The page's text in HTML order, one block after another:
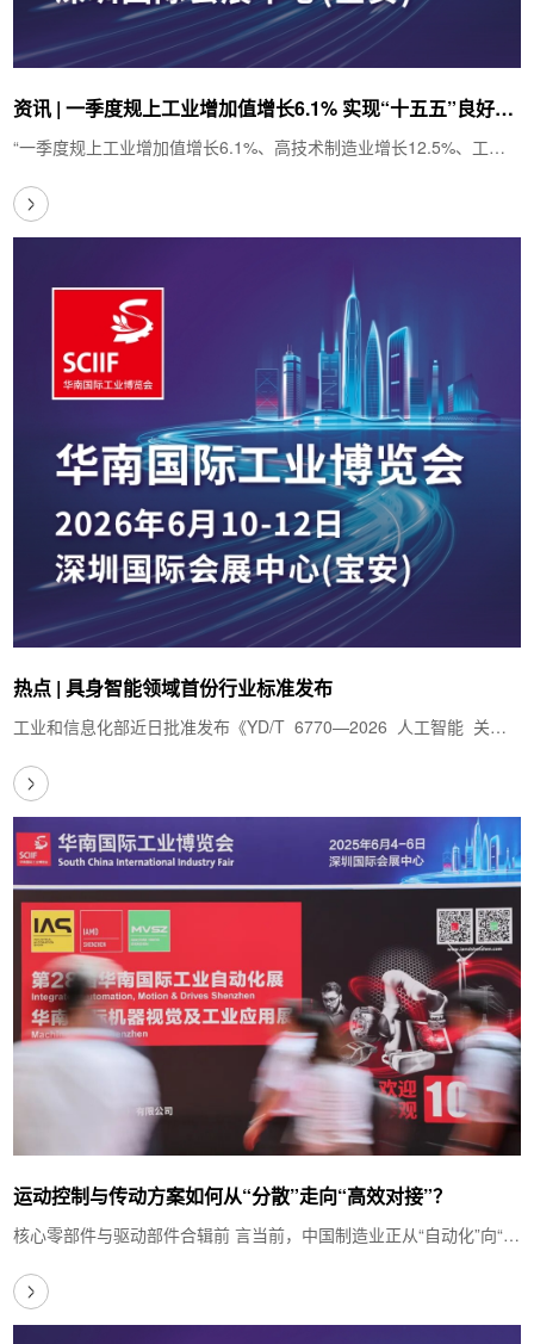
资讯 | 一季度规上工业增加值增长6.1% 实现“十五五”良好开
局
“一季度规上工业增加值增长6.1%、高技术制造业增长12.5%、工业
热点 | 具身智能领域首份行业标准发布
工业和信息化部近日批准发布《YD/T 6770—2026 人工智能 关键
运动控制与传动方案如何从“分散”走向“高效对接”？
核心零部件与驱动部件合辑前 言当前，中国制造业正从“自动化”向“智